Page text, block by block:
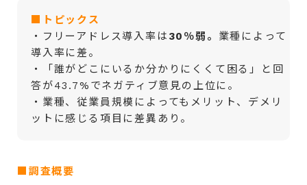
■トピックス
・フリーアドレス導入率は 30％弱。 業種によって
導入率に差。
・「誰がどこにいるか分かりにくくて困る」と回
答が43.7%でネガティブ意見の上位に。
・業種、従業員規模によってもメリット、デメリ
ットに感じる項目に差異あり。
■調査概要